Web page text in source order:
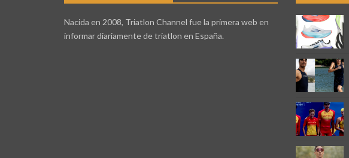
Nacida en 2008, Triatlon Channel fue la primera web en
informar diariamente de triatlon en España.